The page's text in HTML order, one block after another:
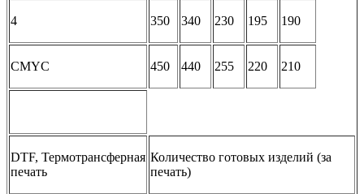
4 350 340 230 195 190
CMYC 450 440 255 220 210
DTF, Термотрансферная
печать
Количество готовых изделий (за
печать)